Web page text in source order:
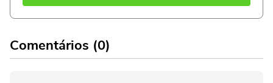
Comentários (0)